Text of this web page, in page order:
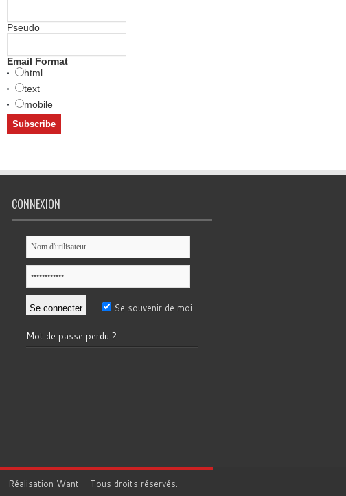
Pseudo
Email Format
html
text
mobile
CONNEXION
Se souvenir de moi
Mot de passe perdu ?
- Réalisation Want - Tous droits réservés.